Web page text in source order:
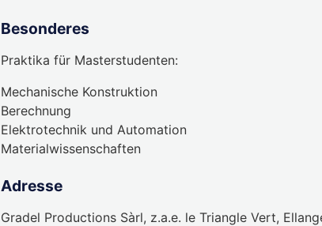
Besonderes
Praktika für Masterstudenten:
Mechanische Konstruktion
Berechnung
Elektrotechnik und Automation
Materialwissenschaften
Adresse
Gradel Productions Sàrl, z.a.e. le Triangle Vert,